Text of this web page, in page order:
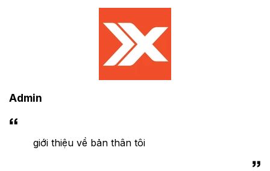
Admin
giới thiệu về bản thân tôi